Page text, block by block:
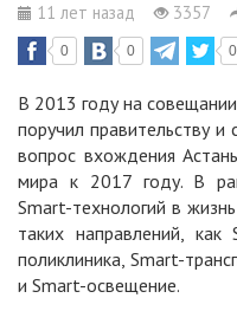
11 лет назад 3357
0 0 0
В 2013 году на
поручил правительству
вопрос вхождения
мира к 2017 году. В
Smart-технологий в
таких направлений,
поликлиника, Smart-
и Smart-освещение.